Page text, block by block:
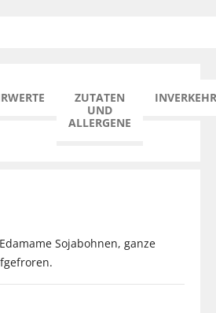
ZUTATEN
UND
ALLERGENE
Sojabohnen, ganze